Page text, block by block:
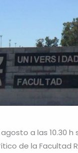
a las 10.30
de la Facultad